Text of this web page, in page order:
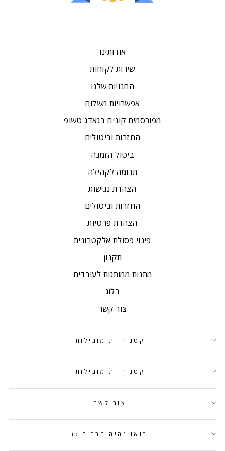
אודותינו
שירות לקוחות
החנויות שלנו
אפשרויות משלוח
מפורסמים קונים בגאדג'טשופ
החזרות וביטולים
ביטול הזמנה
תרומה לקהילה
הצהרת נגישות
החזרות וביטולים
הצהרת פרטיות
פינוי פסולת אלקטרונית
תקנון
מתנות ממותגות לעובדים
בלוג
צור קשר
קטגוריות מובילות
קטגוריות מובילות
צור קשר
בואו נהיה חברים :)